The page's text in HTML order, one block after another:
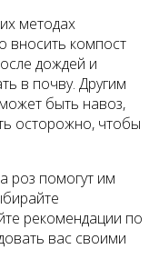
методах
вносить компост
дождей и
в почву. Другим
быть навоз,
осторожно, чтобы
роз помогут им
рекомендации по
вас своими